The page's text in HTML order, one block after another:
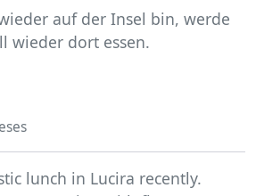
auf der Insel bin, werde
wieder dort essen.
lunch in Lucira recently.